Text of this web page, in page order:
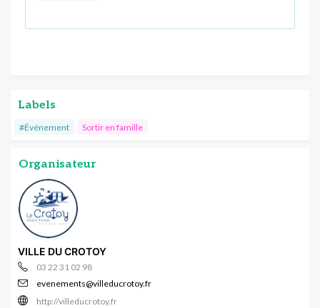
Labels
#Événement Sortir en famille
Organisateur
VILLE DU CROTOY
03 22 31 02 98
evenements@villeducrotoy.fr
http://villeducrotoy.fr